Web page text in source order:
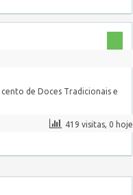
de Doces Tradicionais e
419 visitas, 0 hoje